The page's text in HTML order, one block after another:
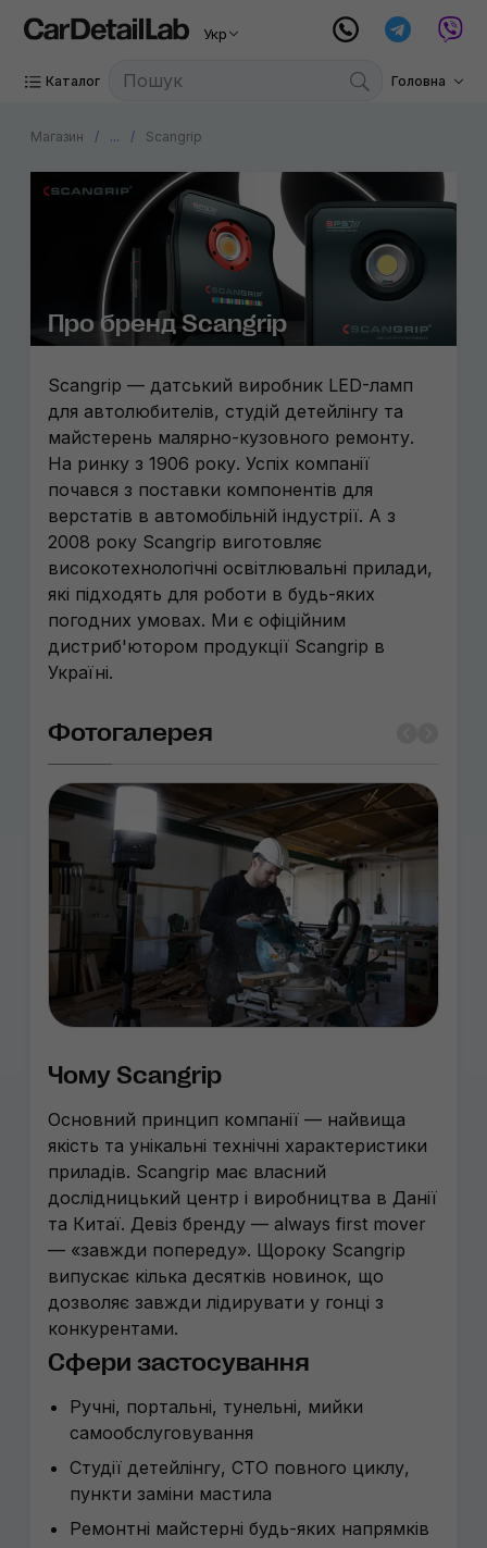
Укр
Каталог Головна
Магазин ... Scangrip
Про бренд Scangrip
Scangrip — датський виробник LED-ламп
для автолюбителів, студій детейлінгу та
майстерень малярно-кузовного ремонту.
На ринку з 1906 року. Успіх компанії
почався з поставки компонентів для
верстатів в автомобільній індустрії. А з
2008 року Scangrip виготовляє
високотехнологічні освітлювальні прилади,
які підходять для роботи в будь-яких
погодних умовах. Ми є офіційним
дистриб'ютором продукції Scangrip в
Україні.
Фотогалерея
Чому Scangrip
Основний принцип компанії — найвища
якість та унікальні технічні характеристики
приладів. Scangrip має власний
дослідницький центр і виробництва в Данії
та Китаї. Девіз бренду — always first mover
— «завжди попереду». Щороку Scangrip
випускає кілька десятків новинок, що
дозволяє завжди лідирувати у гонці з
конкурентами.
Сфери застосування
Ручні, портальні, тунельні, мийки
самообслуговування
Студії детейлінгу, СТО повного циклу,
пункти заміни мастила
Ремонтні майстерні будь-яких напрямків